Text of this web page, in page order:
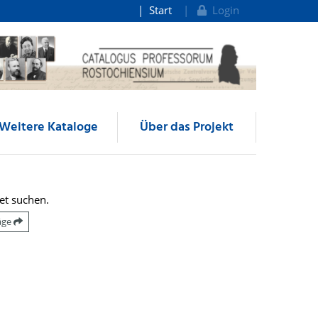
Start Login
Kataloge Über das Projekt
suchen.